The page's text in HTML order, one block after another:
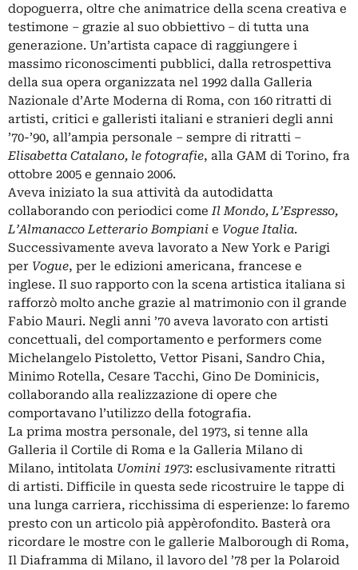
dopoguerra, oltre che animatrice della scena creativa e
testimone – grazie al suo obbiettivo – di tutta una
generazione. Un’artista capace di raggiungere i
massimo riconoscimenti pubblici, dalla retrospettiva
della sua opera organizzata nel 1992 dalla Galleria
Nazionale d’Arte Moderna di Roma, con 160 ritratti di
artisti, critici e galleristi italiani e stranieri degli anni
’70-’90, all’ampia personale – sempre di ritratti –
Elisabetta Catalano, le fotografie, alla GAM di Torino, fra
ottobre 2005 e gennaio 2006.
Aveva iniziato la sua attività da autodidatta
collaborando con periodici comeIl Mondo, L’Espresso,
L’Almanacco Letterario Bompiani e Vogue Italia.
Successivamente aveva lavorato a New York e Parigi
per Vogue, per le edizioni americana, francese e
inglese. Il suo rapporto con la scena artistica italiana si
rafforzò molto anche grazie al matrimonio con il grande
Fabio Mauri. Negli anni ’70 aveva lavorato con artisti
concettuali, del comportamento e performers come
Michelangelo Pistoletto, Vettor Pisani, Sandro Chia,
Minimo Rotella, Cesare Tacchi, Gino De Dominicis,
collaborando alla realizzazione di opere che
comportavano l’utilizzo della fotografia.
La prima mostra personale, del 1973, si tenne alla
Galleria il Cortile di Roma e la Galleria Milano di
Milano, intitolata Uomini 1973: esclusivamente ritratti
di artisti. Difficile in questa sede ricostruire le tappe di
una lunga carriera, ricchissima di esperienze: lo faremo
presto con un articolo pià appèrofondito. Basterà ora
ricordare le mostre con le gallerie Malborough di Roma,
Il Diaframma di Milano, il lavoro del ’78 per la Polaroid